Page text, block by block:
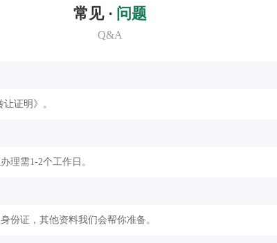
常见 · 问题
Q&A
证明》。
理需1-2个工作日。
份证，其他资料我们会帮你准备。